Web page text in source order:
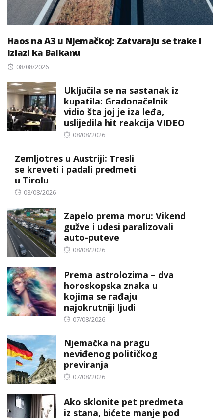
Haos na A3 u Njemačkoj: Zatvaraju se trake i
izlazi ka Balkanu
Posted
08/08/2026
Uključila se na sastanak iz
kupatila: Gradonačelnik
vidio šta joj je iza leđa,
uslijedila hit reakcija VIDEO
Posted
08/08/2026
Zemljotres u Austriji: Tresli
se kreveti i padali predmeti
u Tirolu
Posted
08/08/2026
Zapelo prema moru: Vikend
gužve i udesi paralizovali
auto-puteve
Posted
08/08/2026
Prema astrolozima – dva
horoskopska znaka u
kojima se rađaju
najokrutniji ljudi
Posted
07/08/2026
Njemačka na pragu
neviđenog političkog
previranja
Posted
07/08/2026
Ako sklonite pet predmeta
iz stana, bićete manje pod